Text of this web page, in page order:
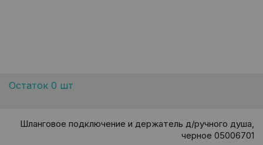
Остаток 0 шт
Шланговое подключение и держатель д/ручного душа,
черное 05006701